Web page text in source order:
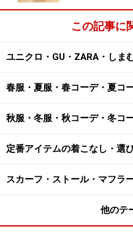
この記事に
ユニクロ・GU・ZARA・しま
春服・夏服・春コーデ・夏コ
秋服・冬服・秋コーデ・冬コ
定番アイテムの着こなし・選
スカーフ・ストール・マフラ
他のテ